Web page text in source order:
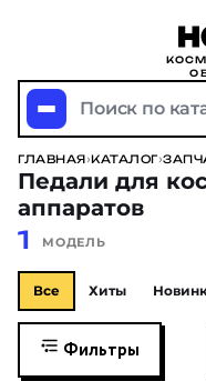
Поиск по
ГЛАВНАЯ›КАТАЛОГ›
Педали для
аппаратов
1 МОДЕЛЬ
Все Хиты
Фильтры